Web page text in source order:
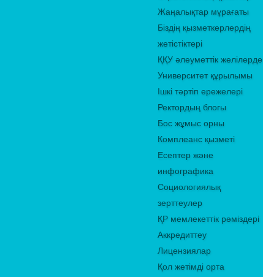
Жаңалықтар мұрағаты
Біздің қызметкерлердің
жетістіктері
ҚҚУ әлеуметтік желілерде
Университет құрылымы
Ішкі тәртіп ережелері
Ректордың блогы
Бос жұмыс орны
Комплеанс қызметі
Есептер және
инфографика
Социологиялық
зерттеулер
ҚР мемлекеттік рәміздері
Аккредиттеу
Лицензиялар
Қол жетімді орта